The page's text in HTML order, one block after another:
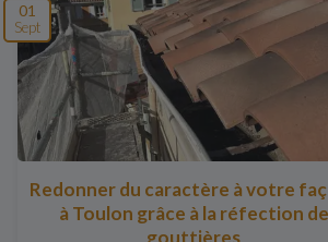
01
Sept
Redonner du caractère à votre
à Toulon grâce à la réfection de
gouttières